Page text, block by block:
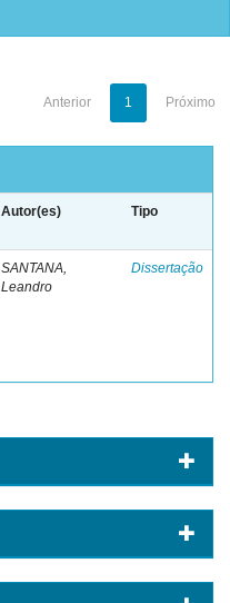
Anterior 1 Próximo
Autor(es) Tipo
SANTANA,
Leandro
Dissertação